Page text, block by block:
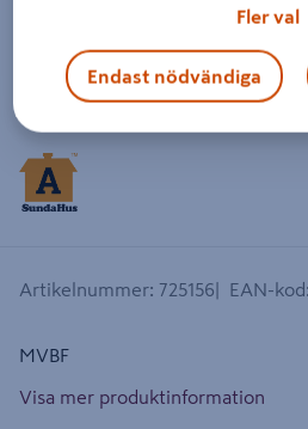
Dra på bilden
Artikelnummer: 725156 EAN-kod:
MVBF
Visa mer produktinformation
Fler val
Endast nödvändiga